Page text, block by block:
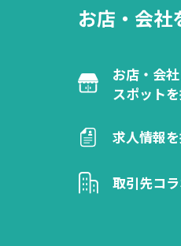
お店・会社
お店・会社
スポット
求人情報
取引先コ